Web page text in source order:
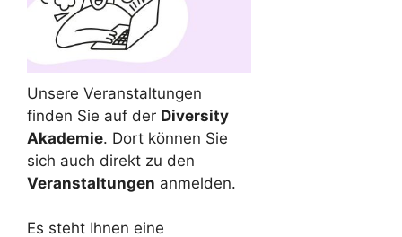
Unsere Veranstaltungen
finden Sie auf der Diversity
Akademie. Dort können Sie
sich auch direkt zu den
Veranstaltungen anmelden.
Es steht Ihnen eine